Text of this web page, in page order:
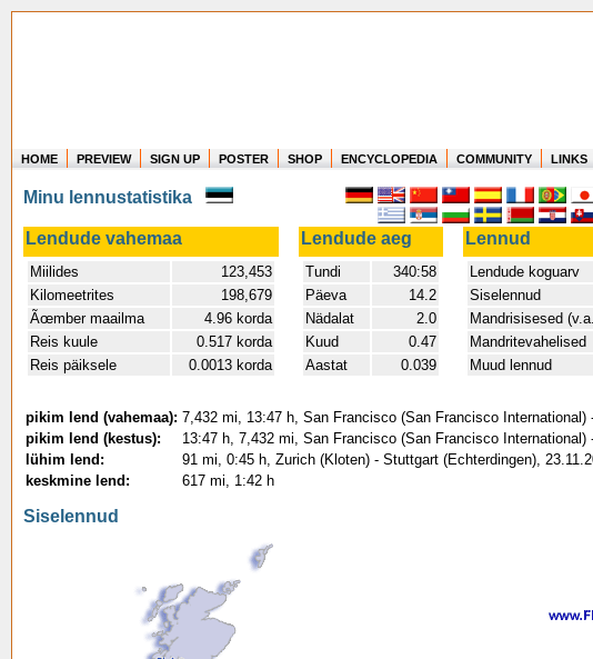
Where in the world have you flown?
How long have you been in the air?
Create your own FlightMemory and see!
HOME PREVIEW SIGN UP POSTER SHOP ENCYCLOPEDIA COMMUNITY LINKS
Minu lennustatistika
Lendude vahemaa Lendude aeg Lennud
Miilides
123,453
Kilomeetrites
198,679
Ãœmber maailma
4.96 korda
Reis kuule
0.517 korda
Reis päiksele
0.0013 korda
Tundi
340:58
Päeva
14.2
Nädalat
2.0
Kuud
0.47
Aastat
0.039
Lendude koguarv
Siselennud
Mandrisisesed
Mandritevahelised
Muud lennud
pikim lend (vahemaa): 7,432 mi, 13:47 h, San Francisco (San Francisco
pikim lend (kestus):
13:47 h, 7,432 mi, San Francisco (San Francisco
lühim lend:
91 mi, 0:45 h, Zurich (Kloten) - Stuttgart (Echterdingen),
keskmine lend:
617 mi, 1:42 h
Siselennud